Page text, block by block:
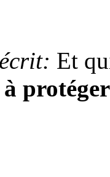
Et